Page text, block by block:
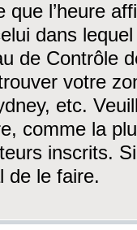
que l’heure
dans
de Contrôle
votre
etc.
comme la
inscrits.
de le faire.